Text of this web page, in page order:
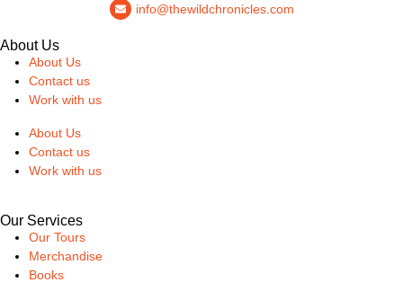
info@thewildchronicles.com
About Us
About Us
Contact us
Work with us
About Us
Contact us
Work with us
Our Services
Our Tours
Merchandise
Books